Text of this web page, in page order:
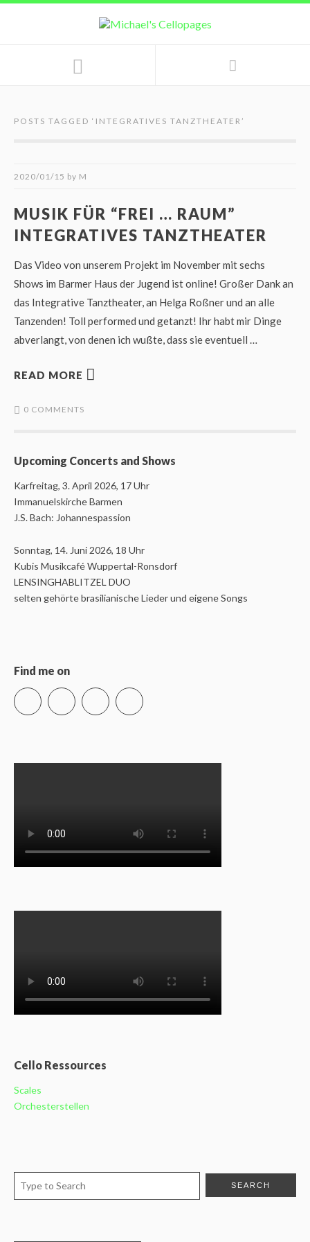
POSTS TAGGED ‘ INTEGRATIVES TANZTHEATER ’
2020/01/15 by M
MUSIK FÜR “FREI … RAUM”
INTEGRATIVES TANZTHEATER
Das Video von unserem Projekt im November mit sechs
Shows im Barmer Haus der Jugend ist online! Großer Dank an
das Integrative Tanztheater, an Helga Roßner und an alle
Tanzenden! Toll performed und getanzt! Ihr habt mir Dinge
abverlangt, von denen ich wußte, dass sie eventuell …
READ MORE
0 COMMENTS
Upcoming Concerts and Shows
Karfreitag, 3. April 2026, 17 Uhr
Immanuelskirche Barmen
J.S. Bach: Johannespassion
Sonntag, 14. Juni 2026, 18 Uhr
Kubis Musikcafé Wuppertal-Ronsdorf
LENSINGHABLITZEL DUO
selten gehörte brasilianische Lieder und eigene Songs
Find me on
InstagramVimeo LinkedInXing
Cello Ressources
Scales
Orchesterstellen